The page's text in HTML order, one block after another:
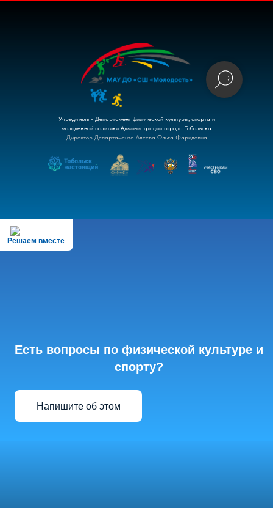
Учредитель - Департамент физической культуры, спорта и
молодежной политики Администрации города Тобольска
Директор Департамента Алеева Ольга Фаридовна
Решаем вместе
Есть вопросы по физической культуре и
спорту?
Напишите об этом